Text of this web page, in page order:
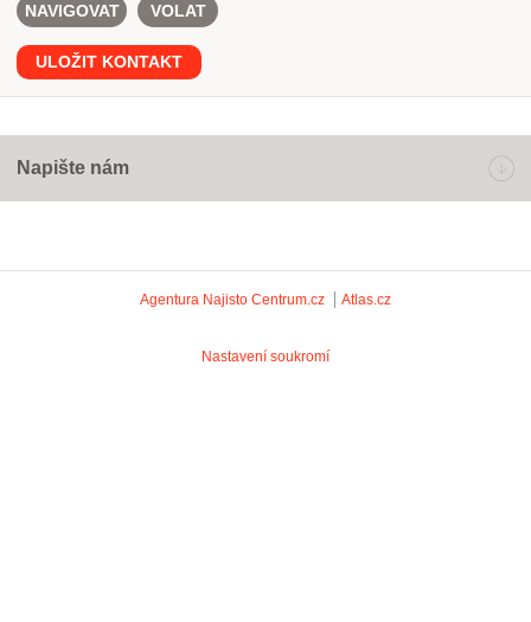
NAVIGOVAT VOLAT
ULOŽIT KONTAKT
Napište nám
Agentura Najisto Centrum.cz Atlas.cz
Nastavení soukromí